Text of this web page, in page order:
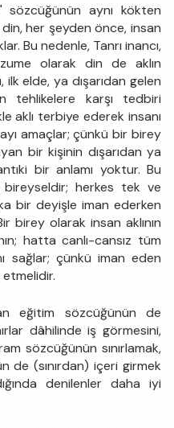
sözcüğünün aynı kökten
her şeyden önce, insan
Bu nedenle, Tanrı inancı,
olarak din de aklın
elde, ya dışarıdan gelen
tehlikelere karşı tedbiri
aklı terbiye ederek insanı
amaçlar; çünkü bir birey
bir kişinin dışarıdan ya
bir anlamı yoktur. Bu
herkes tek ve
bir deyişle iman ederken
birey olarak insan aklının
hatta canlı-cansız tüm
sağlar; çünkü iman eden
eğitim sözcüğünün de
dâhilinde iş görmesini,
sözcüğünün sınırlamak,
de (sınırdan) içeri girmek
denilenler daha iyi